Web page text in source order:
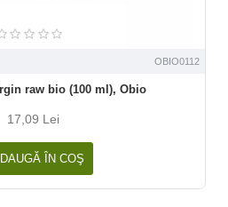
OBIO0112
raw bio (100 ml), Obio
17,09 Lei
ÎN COŞ